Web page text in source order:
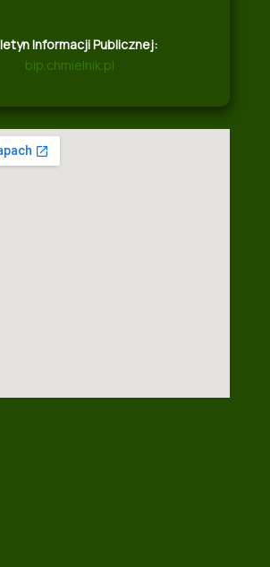
Informacji Publicznej:
bip.chmielnik.pl